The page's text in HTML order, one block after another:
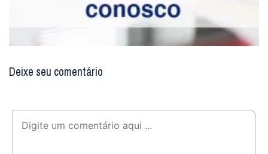
Deixe seu comentário